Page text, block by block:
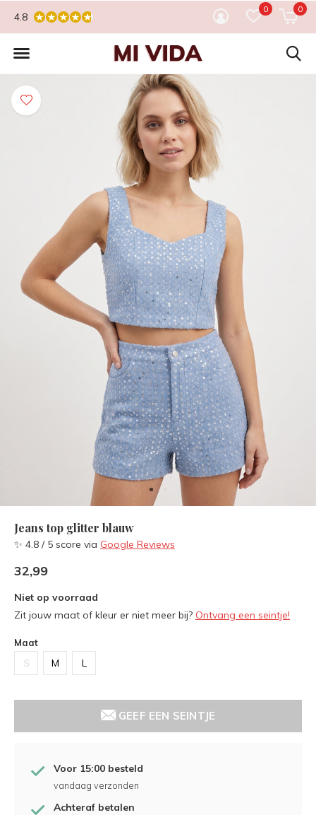
0 0
4.8
Jeans top glitter blauw
✨ 4.8 / 5 score via Google Reviews
32,99
Niet op voorraad
Zit jouw maat of kleur er niet meer bij? Ontvang een seintje!
Maat
S M L
GEEF EEN SEINTJE
Voor 15:00 besteld
vandaag verzonden
Achteraf betalen